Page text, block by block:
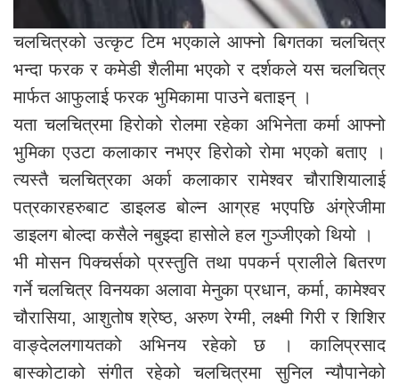
चलचित्रको उत्कृट टिम भएकाले आफ्नो बिगतका चलचित्र
भन्दा फरक र कमेडी शैलीमा भएको र दर्शकले यस चलचित्र
मार्फत आफुलाई फरक भुमिकामा पाउने बताइन् ।
यता चलचित्रमा हिरोको रोलमा रहेका अभिनेता कर्मा आफ्नो
भुमिका एउटा कलाकार नभएर हिरोको रोमा भएको बताए ।
त्यस्तै चलचित्रका अर्का कलाकार रामेश्वर चौराशियालाई
पत्रकारहरुबाट डाइलड बोल्न आग्रह भएपछि अंग्रेजीमा
डाइलग बोल्दा कसैले नबुझ्दा हासोले हल गुञ्जीएको थियो ।
भी मोसन पिक्चर्सको प्रस्तुति तथा पपकर्न प्रालीले बितरण
गर्ने चलचित्र विनयका अलावा मेनुका प्रधान, कर्मा, कामेश्वर
चौरासिया, आशुतोष श्रेष्ठ, अरुण रेग्मी, लक्ष्मी गिरी र शिशिर
वाङ्देललगायतको अभिनय रहेको छ । कालिप्रसाद
बास्कोटाको संगीत रहेको चलचित्रमा सुनिल न्यौपानेको